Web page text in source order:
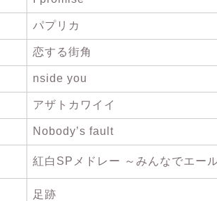
パプリカ
恋する街角
nside you
アザトカワイイ
Nobody’s fault
紅白SPメドレー ～みんなでエー
足跡